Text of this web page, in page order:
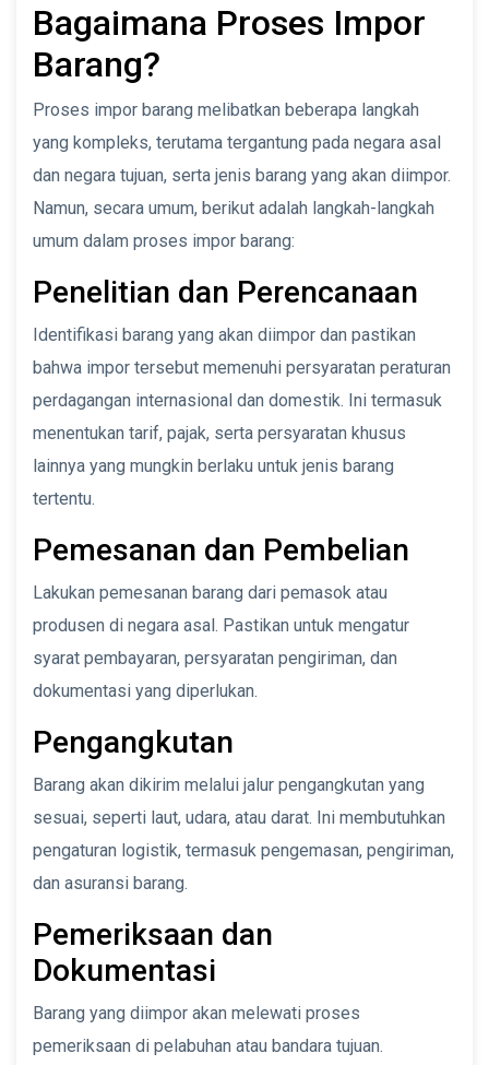
Bagaimana Proses Impor
Barang?
Proses impor barang melibatkan beberapa langkah
yang kompleks, terutama tergantung pada negara asal
dan negara tujuan, serta jenis barang yang akan diimpor.
Namun, secara umum, berikut adalah langkah-langkah
umum dalam proses impor barang:
Penelitian dan Perencanaan
Identifikasi barang yang akan diimpor dan pastikan
bahwa impor tersebut memenuhi persyaratan peraturan
perdagangan internasional dan domestik. Ini termasuk
menentukan tarif, pajak, serta persyaratan khusus
lainnya yang mungkin berlaku untuk jenis barang
tertentu.
Pemesanan dan Pembelian
Lakukan pemesanan barang dari pemasok atau
produsen di negara asal. Pastikan untuk mengatur
syarat pembayaran, persyaratan pengiriman, dan
dokumentasi yang diperlukan.
Pengangkutan
Barang akan dikirim melalui jalur pengangkutan yang
sesuai, seperti laut, udara, atau darat. Ini membutuhkan
pengaturan logistik, termasuk pengemasan, pengiriman,
dan asuransi barang.
Pemeriksaan dan
Dokumentasi
Barang yang diimpor akan melewati proses
pemeriksaan di pelabuhan atau bandara tujuan.